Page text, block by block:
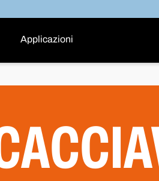
Applicazioni